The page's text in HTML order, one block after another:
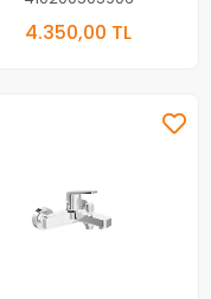
4.350,00 TL